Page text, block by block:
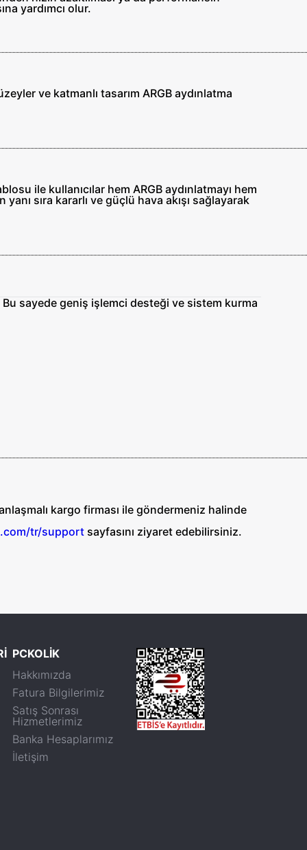
yardımcı olur.
ve katmanlı tasarım ARGB aydınlatma
ile kullanıcılar hem ARGB aydınlatmayı hem
sıra kararlı ve güçlü hava akışı sağlayarak
sayede geniş işlemci desteği ve sistem kurma
kargo firması ile göndermeniz halinde
tr/support sayfasını ziyaret edebilirsiniz.
PCKOLİK
Hakkımızda
Fatura Bilgilerimiz
Satış Sonrası
Hizmetlerimiz
Banka Hesaplarımız
İletişim